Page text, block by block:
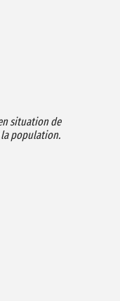
situation de
la population.